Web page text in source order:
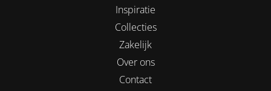
Inspiratie
Collecties
Zakelijk
Over ons
Contact